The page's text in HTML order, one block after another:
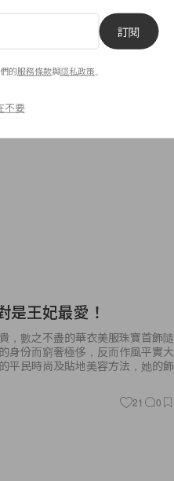
12
是王妃最愛！
，數之不盡的華衣美服珠寶首飾隨
身份而窮奢極侈，反而作風平實大
平民時尚及貼地美容方法，她的飾
21 0
訂閱
的服務條款與隱私政策
不要